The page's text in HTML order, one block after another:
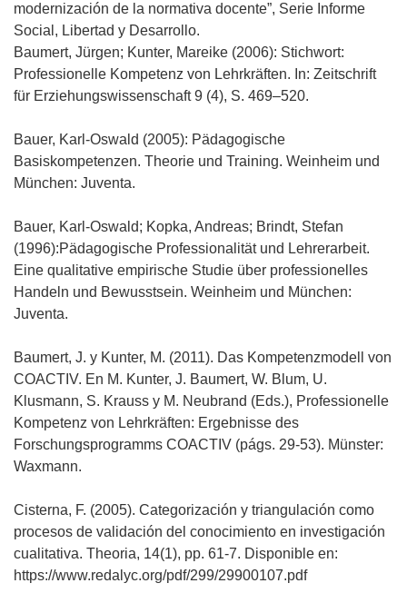
modernización de la normativa docente”, Serie Informe
Social, Libertad y Desarrollo.
Baumert, Jürgen; Kunter, Mareike (2006): Stichwort:
Professionelle Kompetenz von Lehrkräften. In: Zeitschrift
für Erziehungswissenschaft 9 (4), S. 469–520.
Bauer, Karl-Oswald (2005): Pädagogische
Basiskompetenzen. Theorie und Training. Weinheim und
München: Juventa.
Bauer, Karl-Oswald; Kopka, Andreas; Brindt, Stefan
(1996):Pädagogische Professionalität und Lehrerarbeit.
Eine qualitative empirische Studie über professionelles
Handeln und Bewusstsein. Weinheim und München:
Juventa.
Baumert, J. y Kunter, M. (2011). Das Kompetenzmodell von
COACTIV. En M. Kunter, J. Baumert, W. Blum, U.
Klusmann, S. Krauss y M. Neubrand (Eds.), Professionelle
Kompetenz von Lehrkräften: Ergebnisse des
Forschungsprogramms COACTIV (págs. 29-53). Münster:
Waxmann.
Cisterna, F. (2005). Categorización y triangulación como
procesos de validación del conocimiento en investigación
cualitativa. Theoria, 14(1), pp. 61-7. Disponible en:
https://www.redalyc.org/pdf/299/29900107.pdf